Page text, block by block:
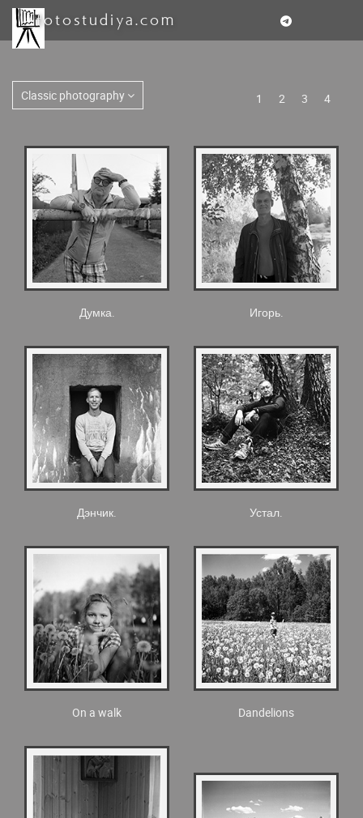
fotostudiya.com
Classic photography 1 2 3 4
Думка. Игорь.
Дэнчик. Устал.
On a walk Dandelions